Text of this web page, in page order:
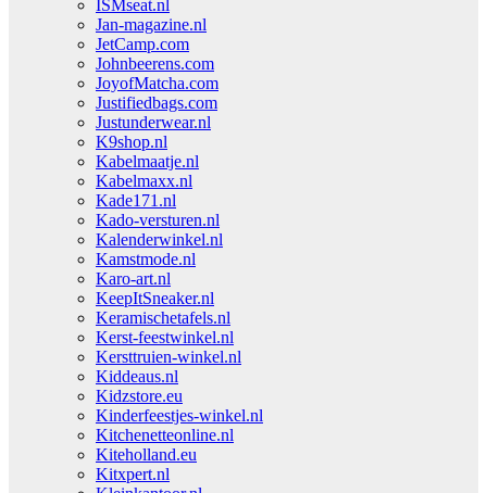
ISMseat.nl
Jan-magazine.nl
JetCamp.com
Johnbeerens.com
JoyofMatcha.com
Justifiedbags.com
Justunderwear.nl
K9shop.nl
Kabelmaatje.nl
Kabelmaxx.nl
Kade171.nl
Kado-versturen.nl
Kalenderwinkel.nl
Kamstmode.nl
Karo-art.nl
KeepItSneaker.nl
Keramischetafels.nl
Kerst-feestwinkel.nl
Kersttruien-winkel.nl
Kiddeaus.nl
Kidzstore.eu
Kinderfeestjes-winkel.nl
Kitchenetteonline.nl
Kiteholland.eu
Kitxpert.nl